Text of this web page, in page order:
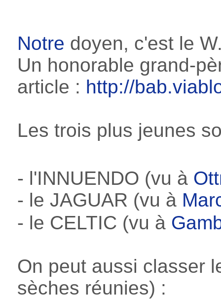
Notre doyen, c'est le
Un honorable grand-
article : http://
Les trois plus jeunes
- l'INNUENDO (vu à
- le JAGUAR (vu à
- le CELTIC (vu à
On peut aussi classer
sèches réunies) :